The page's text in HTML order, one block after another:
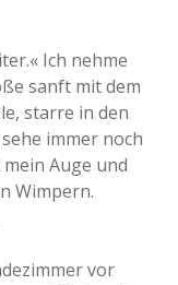
Ich nehme
sanft mit dem
starre in den
immer noch
Auge und
Wimpern.
vor